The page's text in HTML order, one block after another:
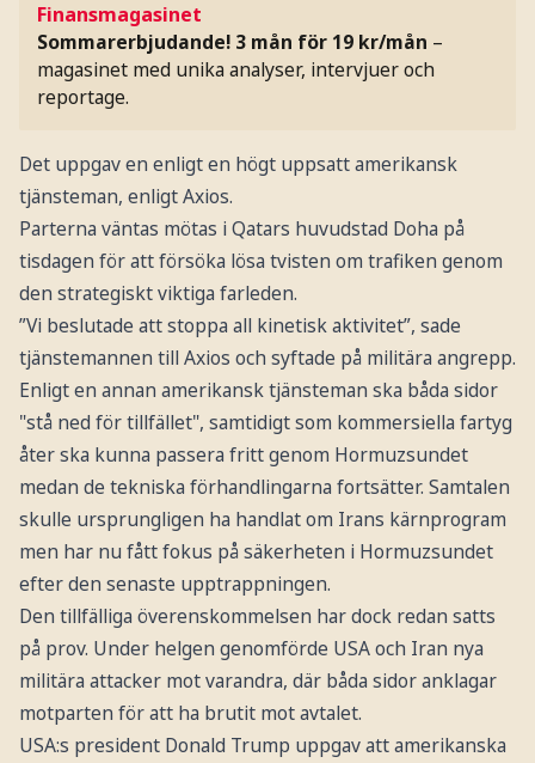
Finansmagasinet
Sommarerbjudande! 3 mån för 19 kr/mån –
magasinet med unika analyser, intervjuer och
reportage.
Det uppgav en enligt en högt uppsatt amerikansk
tjänsteman, enligt Axios.
Parterna väntas mötas i Qatars huvudstad Doha på
tisdagen för att försöka lösa tvisten om trafiken genom
den strategiskt viktiga farleden.
”Vi beslutade att stoppa all kinetisk aktivitet”, sade
tjänstemannen till Axios och syftade på militära angrepp.
Enligt en annan amerikansk tjänsteman ska båda sidor
"stå ned för tillfället", samtidigt som kommersiella fartyg
åter ska kunna passera fritt genom Hormuzsundet
medan de tekniska förhandlingarna fortsätter. Samtalen
skulle ursprungligen ha handlat om Irans kärnprogram
men har nu fått fokus på säkerheten i Hormuzsundet
efter den senaste upptrappningen.
Den tillfälliga överenskommelsen har dock redan satts
på prov. Under helgen genomförde USA och Iran nya
militära attacker mot varandra, där båda sidor anklagar
motparten för att ha brutit mot avtalet.
USA:s president Donald Trump uppgav att amerikanska